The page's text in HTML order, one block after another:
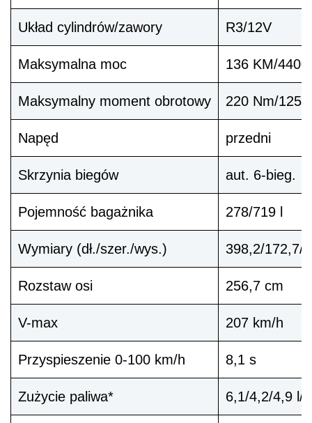
Układ cylindrów/zawory R3/12V
Maksymalna moc 136 KM/
Maksymalny moment obrotowy 220 Nm/
Napęd przedni
Skrzynia biegów aut. 6-bieg.
Pojemność bagażnika 278/719 l
Wymiary (dł./szer./wys.) 398,2/172,7/
Rozstaw osi 256,7 cm
V-max 207 km/h
Przyspieszenie 0-100 km/h 8,1 s
Zużycie paliwa* 6,1/4,2/4,9 l/